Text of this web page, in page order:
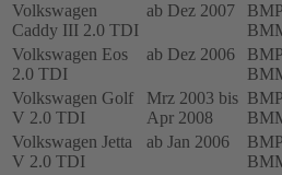
Volkswagen
Caddy III 2.0 TDI
ab Dez 2007
Volkswagen Eos
2.0 TDI
ab Dez 2006
Volkswagen Golf
V 2.0 TDI
Mrz 2003 bis
Apr 2008
Volkswagen Jetta
V 2.0 TDI
ab Jan 2006